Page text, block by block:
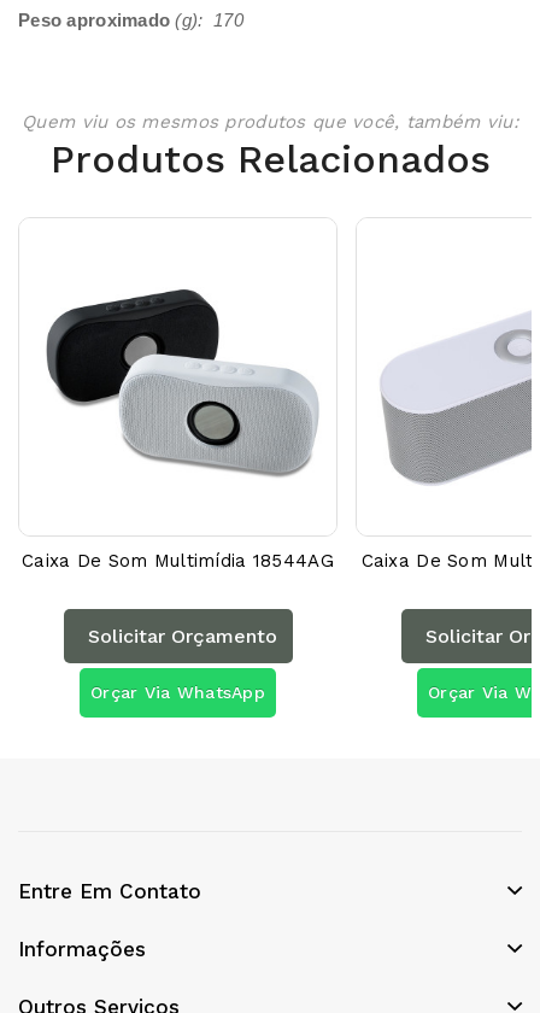
Peso aproximado (g): 170
Quem viu os mesmos produtos que você, também viu:
Produtos Relacionados
Caixa De Som Multimídia 18544AG
Solicitar Orçamento
Orçar Via WhatsApp
Caixa De Som
Solicitar
Orçar Via
Entre Em Contato
Informações
Outros Serviços